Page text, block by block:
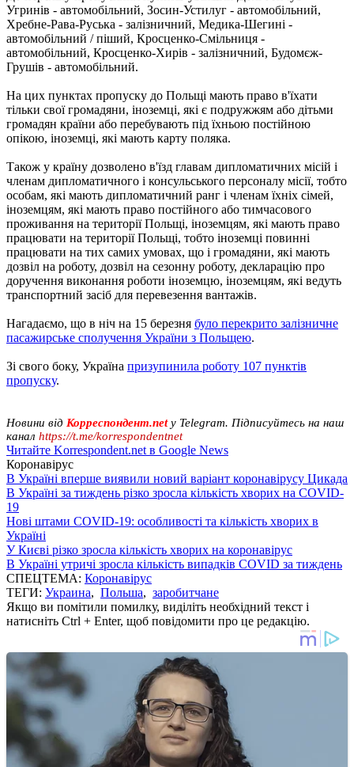
Угринів - автомобільний, Зосин-Устилуг - автомобільний,
Хребне-Рава-Руська - залізничний, Медика-Шегині -
автомобільний / піший, Кросценко-Смільниця -
автомобільний, Кросценко-Хирів - залізничний, Будомєж-
Грушів - автомобільний.
На цих пунктах пропуску до Польщі мають право в'їхати
тільки свої громадяни, іноземці, які є подружжям або дітьми
громадян країни або перебувають під їхньою постійною
опікою, іноземці, які мають карту поляка.
Також у країну дозволено в'їзд главам дипломатичних місій і
членам дипломатичного і консульського персоналу місії, тобто
особам, які мають дипломатичний ранг і членам їхніх сімей,
іноземцям, які мають право постійного або тимчасового
проживання на території Польщі, іноземцям, які мають право
працювати на території Польщі, тобто іноземці повинні
працювати на тих самих умовах, що і громадяни, які мають
дозвіл на роботу, дозвіл на сезонну роботу, декларацію про
доручення виконання роботи іноземцю, іноземцям, які ведуть
транспортний засіб для перевезення вантажів.
Нагадаємо, що в ніч на 15 березня було перекрито залізничне
пасажирське сполучення України з Польщею.
Зі свого боку, Україна призупинила роботу 107 пунктів
пропуску.
Новини від Корреспондент.netу Telegram. Підписуйтесь на наш
канал https://t.me/korrespondentnet
Читайте Korrespondent.net в Google News
Коронавірус
В Україні вперше виявили новий варіант коронавірусу Цикада
В Україні за тиждень різко зросла кількість хворих на COVID-
19
Нові штами COVID-19: особливості та кількість хворих в
Україні
У Києві різко зросла кількість хворих на коронавірус
В Україні утричі зросла кількість випадків COVID за тиждень
СПЕЦТЕМА: Коронавірус
ТЕГИ: Украина, Польша, заробитчане
Якщо ви помітили помилку, виділіть необхідний текст і
натисніть Ctrl + Enter, щоб повідомити про це редакцію.